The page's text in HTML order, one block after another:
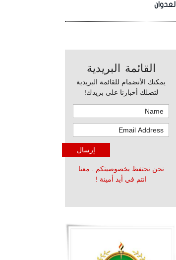
العدوان
القائمة البريدية
يمكنك الأنضمام للقائمة البريدية
لتصلك أخبارنا على بريدك!
نحن نحتفظ بخصوصيتكم . معنا
انتم في أيد أمينة !